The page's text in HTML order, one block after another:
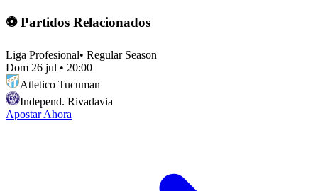
⚽ Partidos Relacionados
Liga Profesional• Regular Season
Dom 26 jul • 20:00
Atletico Tucuman
Independ. Rivadavia
Apostar Ahora